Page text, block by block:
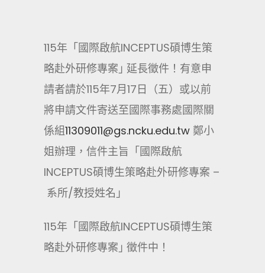
115年「國際啟航INCEPTUS碩博生策
略赴外研修專案｣ 延長徵件！有意申
請者請於115年7月17日（五）或以前
將申請文件寄送至國際事務處國際關
係組11309011@gs.ncku.edu.tw 鄭小
姐辦理，信件主旨「國際啟航
INCEPTUS碩博生策略赴外研修專案 –
系所/教授姓名」
115年「國際啟航INCEPTUS碩博生策
略赴外研修專案｣ 徵件中！